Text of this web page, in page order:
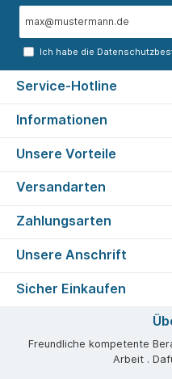
Ich habe die
Service-Hotline
Informationen
Unsere Vorteile
Versandarten
Zahlungsarten
Unsere Anschrift
Sicher Einkaufen
Freundliche kompetente
Arbeit .